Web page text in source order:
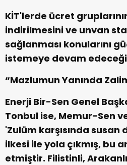
KİT'lerde ücret
indirilmesini ve unvan
sağlanması konularını
istemeye devam
“Mazlumun Yanında
Enerji Bir-Sen Genel
Tonbul ise, Memur-Sen
'Zulüm karşısında susan
ilkesi ile yola çıkmış, bu
etmiştir. Filistinli,